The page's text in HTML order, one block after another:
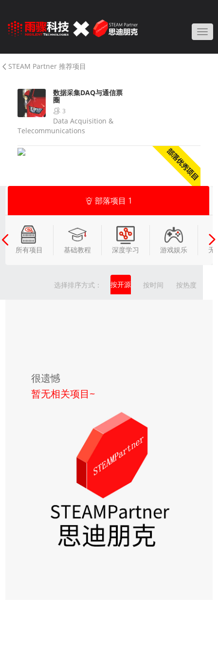
STEAM Partner 推荐项目
数据采集DAQ与通信票
圈
3
Data Acquisition &
Telecommunications
部落项目 1
所有项目 基础教程 深度学习 游戏娱乐 无
按热度
按时间
按开源
选择排序方式：
很遗憾
暂无相关项目~